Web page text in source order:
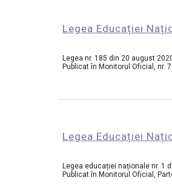
Legea Educației
Legea nr. 185 din 20 august
Publicat în Monitorul Oficial, nr.
Legea Educației
Legea educației naționale nr. 1
Publicat în Monitorul Oficial,